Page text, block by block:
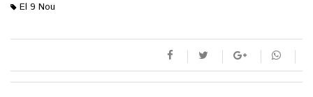
El 9 Nou
M'agrada